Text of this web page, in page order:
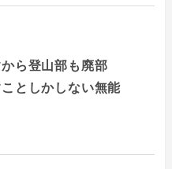
ら登山部も廃部
としかしない無能